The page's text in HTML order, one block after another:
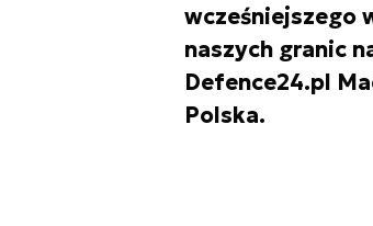
wcześniejszego
naszych granic
Defence24.pl
Polska.